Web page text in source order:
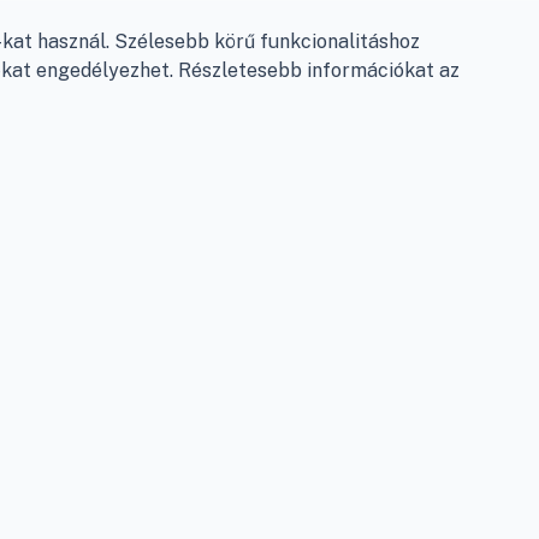
Fizetés
használ. Szélesebb körű funkcionalitáshoz
engedélyezhet. Részletesebb információkat az